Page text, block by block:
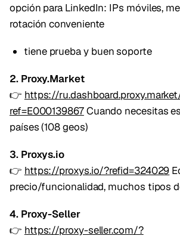
opción para LinkedIn: IPs móviles,
rotación conveniente
tiene prueba y buen soporte
2. Proxy.Market
👉 https://
ref=E000139867Cuando necesitas
países (108 geos)
3. Proxys.io
👉 https://proxys.io/?refid=324029
precio/funcionalidad, muchos tipos
4. Proxy-Seller
👉 https://proxy-seller.com/?